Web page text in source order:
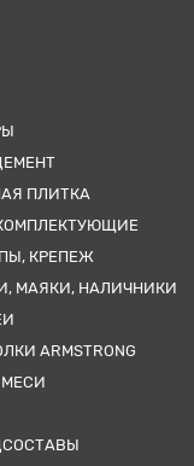
ПЛИТКА
КРЕПЕЖ
МАЯКИ, НАЛИЧНИКИ
ARMSTRONG